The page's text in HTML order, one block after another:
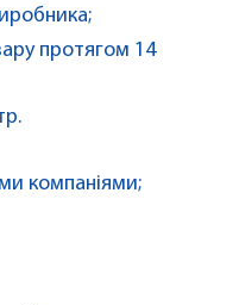
протягом 14
компаніями;